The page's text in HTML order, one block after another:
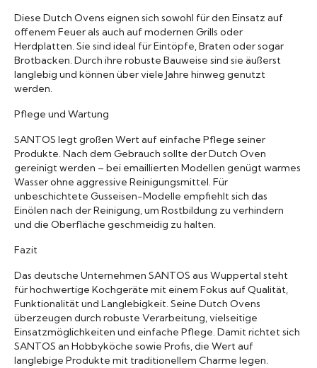
Diese Dutch Ovens eignen sich sowohl für den Einsatz auf
offenem Feuer als auch auf modernen Grills oder
Herdplatten. Sie sind ideal für Eintöpfe, Braten oder sogar
Brotbacken. Durch ihre robuste Bauweise sind sie äußerst
langlebig und können über viele Jahre hinweg genutzt
werden.
Pflege und Wartung
SANTOS legt großen Wert auf einfache Pflege seiner
Produkte. Nach dem Gebrauch sollte der Dutch Oven
gereinigt werden – bei emaillierten Modellen genügt warmes
Wasser ohne aggressive Reinigungsmittel. Für
unbeschichtete Gusseisen-Modelle empfiehlt sich das
Einölen nach der Reinigung, um Rostbildung zu verhindern
und die Oberfläche geschmeidig zu halten.
Fazit
Das deutsche Unternehmen SANTOS aus Wuppertal steht
für hochwertige Kochgeräte mit einem Fokus auf Qualität,
Funktionalität und Langlebigkeit. Seine Dutch Ovens
überzeugen durch robuste Verarbeitung, vielseitige
Einsatzmöglichkeiten und einfache Pflege. Damit richtet sich
SANTOS an Hobbyköche sowie Profis, die Wert auf
langlebige Produkte mit traditionellem Charme legen.